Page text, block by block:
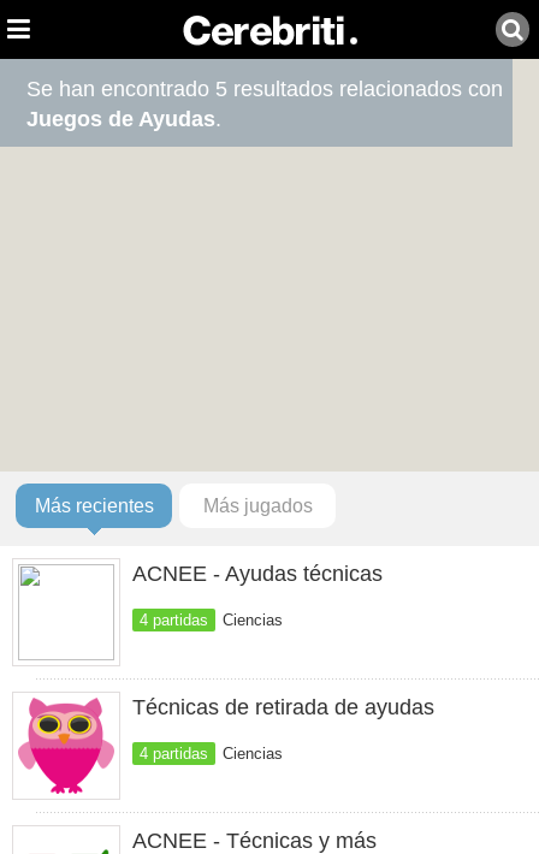
Se han encontrado 5 resultados relacionados con
Juegos de Ayudas.
Más recientes Más jugados
ACNEE - Ayudas técnicas
4 partidas Ciencias
Técnicas de retirada de ayudas
4 partidas Ciencias
ACNEE - Técnicas y más